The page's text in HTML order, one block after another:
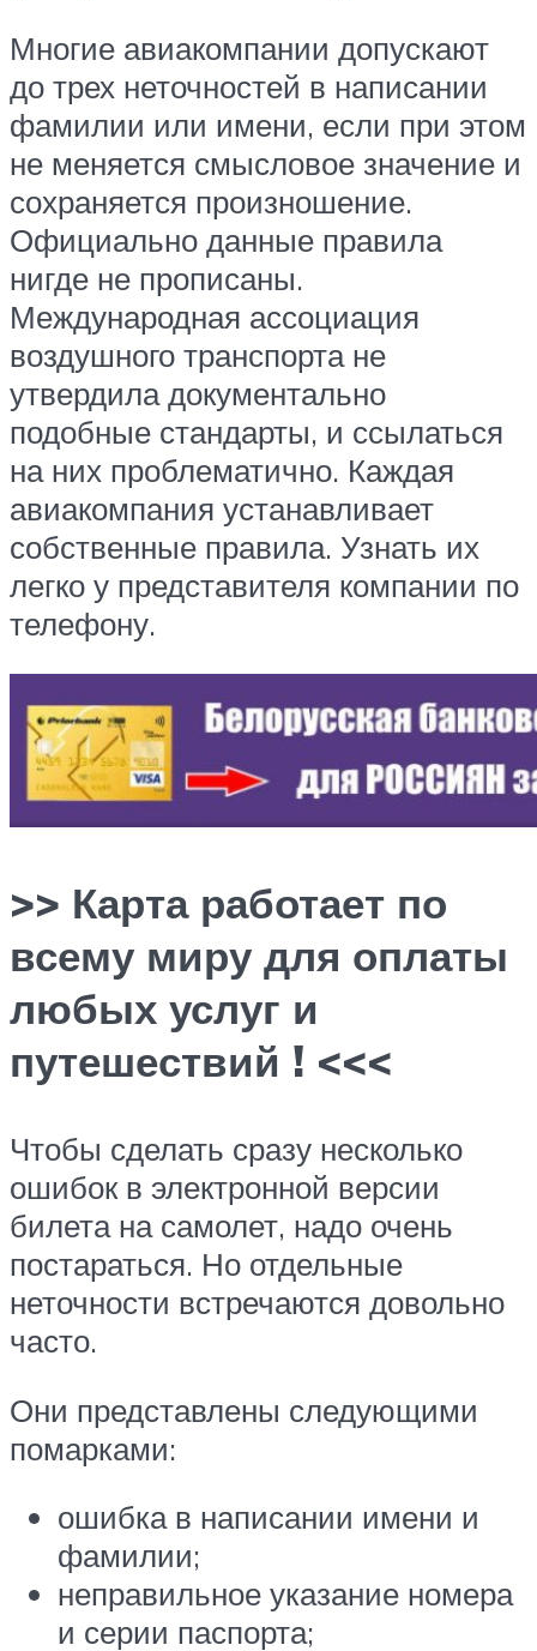
Многие авиакомпании допускают
до трех неточностей в написании
фамилии или имени, если при этом
не меняется смысловое значение и
сохраняется произношение.
Официально данные правила
нигде не прописаны.
Международная ассоциация
воздушного транспорта не
утвердила документально
подобные стандарты, и ссылаться
на них проблематично. Каждая
авиакомпания устанавливает
собственные правила. Узнать их
легко у представителя компании по
телефону.
>> Карта работает по
всему миру для оплаты
любых услуг и
путешествий ! <<<
Чтобы сделать сразу несколько
ошибок в электронной версии
билета на самолет, надо очень
постараться. Но отдельные
неточности встречаются довольно
часто.
Они представлены следующими
помарками:
ошибка в написании имени и
фамилии;
неправильное указание номера
и серии паспорта;